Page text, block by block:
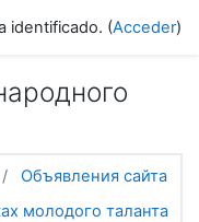
identificado. (Acceder)
Объявления сайта
молодого таланта